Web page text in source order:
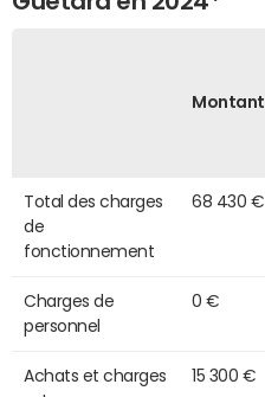
Montant
Total des charges
de
fonctionnement
68 430 €
Charges de
personnel
0 €
Achats et charges
15 300 €